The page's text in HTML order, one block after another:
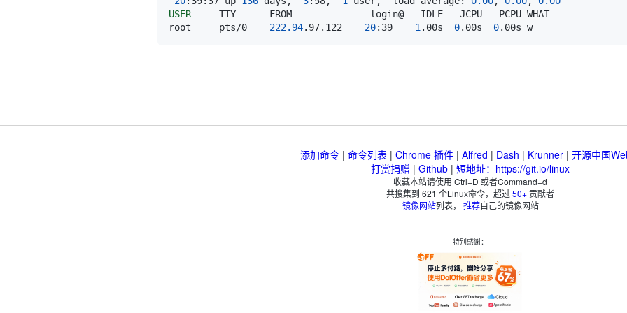
USER
root     pts/0 222.94.97.122 20:39 1 .00s 0.00s 0
添加命令| 命令列表 | Chrome 插件| Alfred | Dash | Krunner| 开源中国
打赏捐赠 | Github | 短地址：https://git.io/linux
收藏本站请使用 Ctrl+D 或者Command+d
共搜集到 621 个Linux命令，超过50+贡献者
镜像网站列表， 推荐自己的镜像网站
特别感谢：